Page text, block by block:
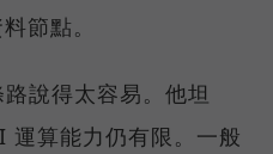
節點。
說得太容易。他坦
運算能力仍有限。一般